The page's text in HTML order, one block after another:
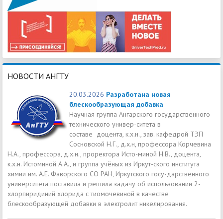
НОВОСТИ АНГТУ
20.03.2026 Разработана новая
блескообразующая добавка
Научная группа Ангарского государственного
технического универ-ситета в
составе доцента, к.х.н., зав. кафедрой ТЭП
Сосновской Н.Г., д.х.н, профессора Корчевина
Н.А., профессора, д.х.н., проректора Исто-миной Н.В., доцента,
к.х.н. Истоминой А.А., и группа учёных из Иркут-ского института
химии им. А.Е. Фаворского СО РАН, Иркутского госу-дарственного
университета поставила и решила задачу об использовании 2-
хлорпиридиний хлорида с тиомочевиной в качестве
блескообразующей добавки в электролит никелирования.